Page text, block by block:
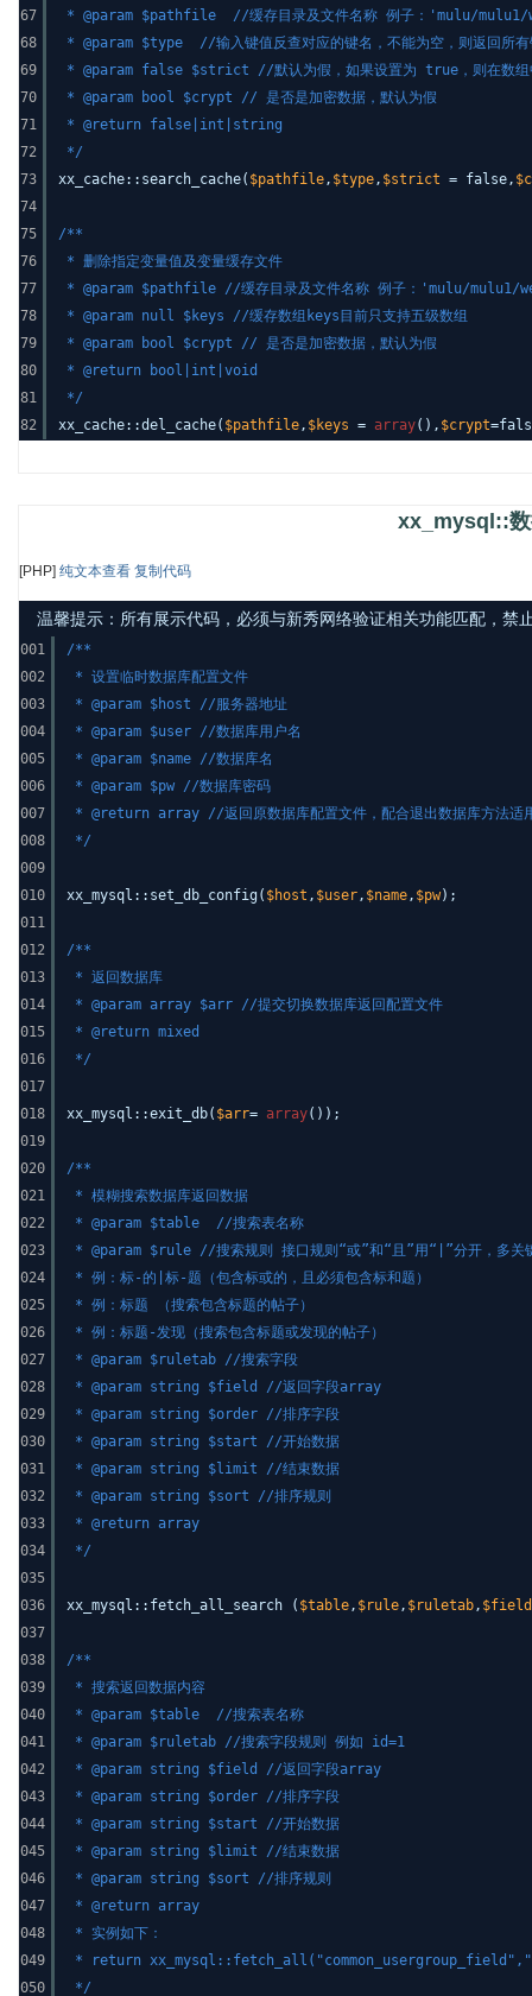
67
68
69
70
71
72
73
74
75
76
77
78
79
80
81
82
* @param $pathfile //缓存目录及文件名称 例子：'mulu/mulu1/
* @param $type //输入键值反查对应的键名，不能为空，则返回所有
* @param false $strict //默认为假，如果设置为 true，则在数组
* @param bool $crypt // 是否是加密数据，默认为假
* @return false|int|string
*/
xx_cache::search_cache( $pathfile, $type, $strict = false,
/**
* 删除指定变量值及变量缓存文件
* @param $pathfile //缓存目录及文件名称 例子：'mulu/mulu1/
* @param null $keys //缓存数组keys目前只支持五级数组
* @param bool $crypt // 是否是加密数据，默认为假
* @return bool|int|void
*/
xx_cache::del_cache( $pathfile, $keys = array(), $crypt
xx_mysql::
[PHP] 纯文本查看 复制代码
温馨提示：所有展示代码，必须与新秀网络验证相关功能匹配，
001
002
003
004
005
006
007
008
009
010
011
012
013
014
015
016
017
018
019
020
021
022
023
024
025
026
027
028
029
030
031
032
033
034
035
036
037
038
039
040
041
042
043
044
045
046
047
048
049
050
/**
* 设置临时数据库配置文件
* @param $host //服务器地址
* @param $user //数据库用户名
* @param $name //数据库名
* @param $pw //数据库密码
* @return array //返回原数据库配置文件，配合退出数据库方法适
*/
xx_mysql::set_db_config( $host , $user, $name, $pw);
/**
* 返回数据库
* @param array $arr //提交切换数据库返回配置文件
* @return mixed
*/
xx_mysql::exit_db( $arr= array());
/**
* 模糊搜索数据库返回数据
* @param $table //搜索表名称
* @param $rule //搜索规则 接口规则“或”和“且”用“|”分开，多关
* 例：标-的|标-题（包含标或的，且必须包含标和题）
* 例：标题 （搜索包含标题的帖子）
* 例：标题-发现（搜索包含标题或发现的帖子）
* @param $ruletab //搜索字段
* @param string $field //返回字段array
* @param string $order //排序字段
* @param string $start //开始数据
* @param string $limit //结束数据
* @param string $sort //排序规则
* @return array
*/
xx_mysql::fetch_all_search ( $table, $rule, $ruletab, $field
/**
* 搜索返回数据内容
* @param $table //搜索表名称
* @param $ruletab //搜索字段规则 例如 id=1
* @param string $field //返回字段array
* @param string $order //排序字段
* @param string $start //开始数据
* @param string $limit //结束数据
* @param string $sort //排序规则
* @return array
* 实例如下：
* return
*/